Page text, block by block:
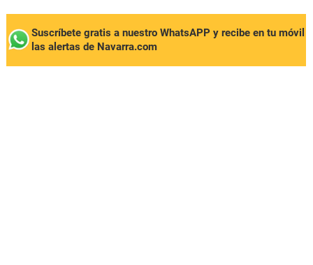
Suscríbete gratis a nuestro WhatsAPP y recibe en tu móvil
las alertas de Navarra.com